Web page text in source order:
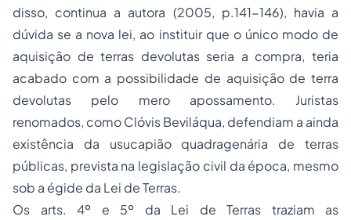
disso, continua a autora (2005, p.141-146), havia a
dúvida se a nova lei, ao instituir que o único modo de
aquisição de terras devolutas seria a compra, teria
acabado com a possibilidade de aquisição de terra
devolutas pelo mero apossamento. Juristas
renomados, como Clóvis Beviláqua, defendiam a ainda
existência da usucapião quadragenária de terras
públicas, prevista na legislação civil da época, mesmo
sob a égide da Lei de Terras.
Os arts. 4º e 5º da Lei de Terras traziam as